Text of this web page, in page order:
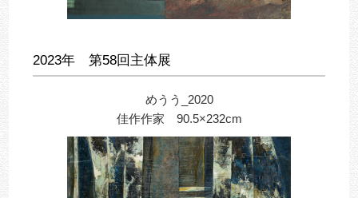
2023年 第58回主体展
めうう_2020
佳作作家 90.5×232cm